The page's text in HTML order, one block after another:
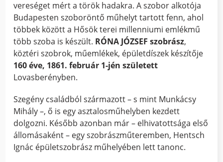
vereséget mért a török hadakra. A szobor alkotója
Budapesten szoboröntő műhelyt tartott fenn, ahol
többek között a Hősök terei millenniumi emlékmű
több szoba is készült. RÓNA JÓZSEF szobrász,
köztéri szobrok, műemlékek, épületdíszek készítője
160 éve, 1861. február 1-jén született
Lovasberényben.
Szegény családból származott – s mint Munkácsy
Mihály –, ő is egy asztalosműhelyben kezdett
dolgozni. Később azonban már – elhivatottsága első
állomásaként – egy szobrászműteremben, Hentsch
Ignác épületszobrász műhelyében lett tanonc.